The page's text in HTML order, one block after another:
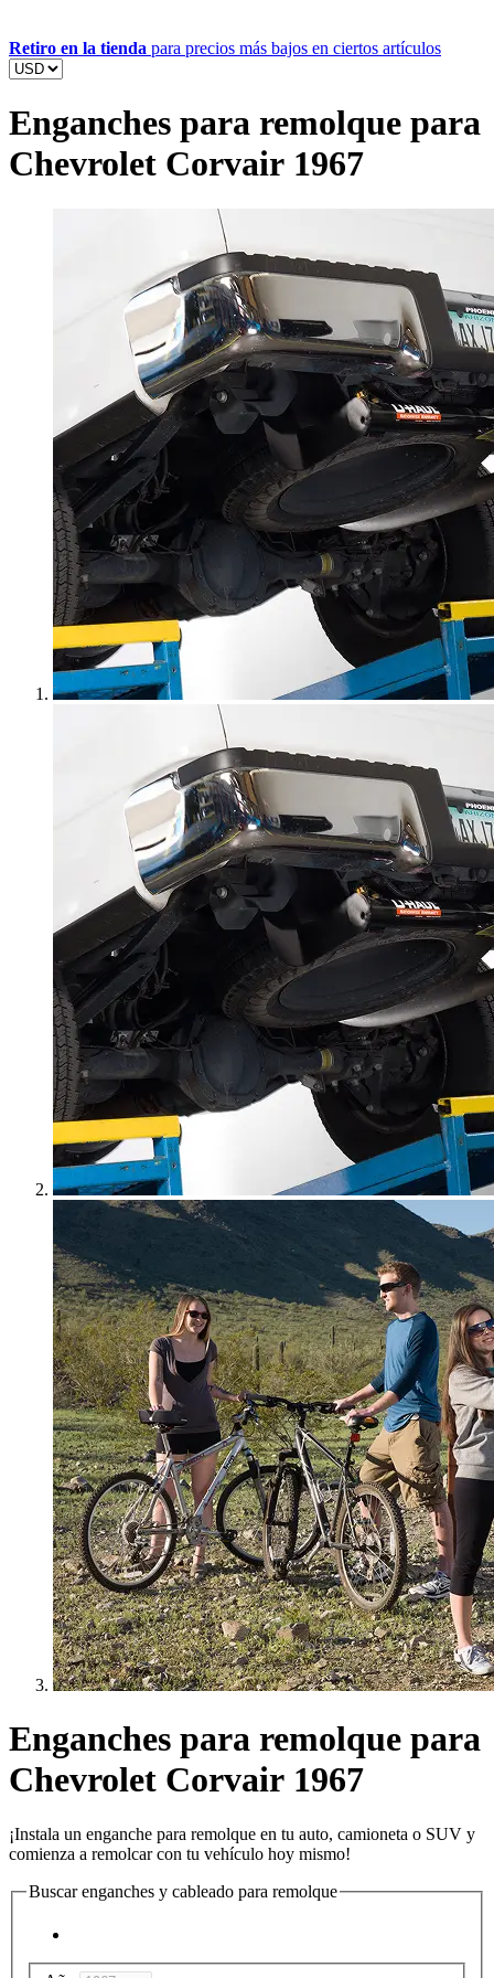
Retiro en la tienda para precios más bajos en ciertos artículos
Enganches para remolque para
Chevrolet Corvair 1967
Enganches para remolque para
Chevrolet Corvair 1967
¡Instala un enganche para remolque en tu auto, camioneta o SUV y
comienza a remolcar con tu vehículo hoy mismo!
Buscar enganches y cableado para remolque